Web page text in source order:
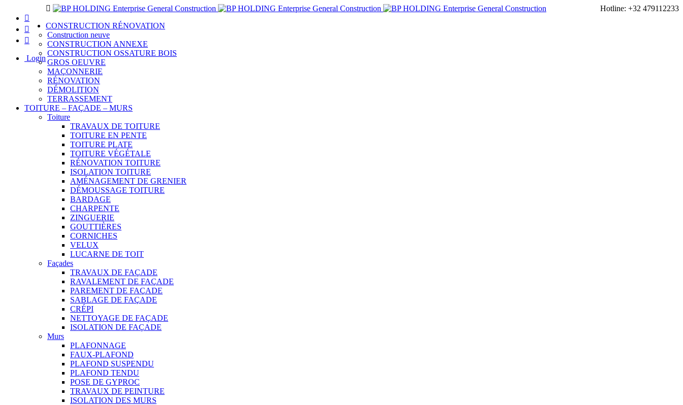
Hotline: +32 479112233
Login
Navigation
CONSTRUCTION RÉNOVATION
Construction neuve
CONSTRUCTION ANNEXE
CONSTRUCTION OSSATURE BOIS
GROS OEUVRE
MAÇONNERIE
RÉNOVATION
DÉMOLITION
TERRASSEMENT
TOITURE – FAÇADE – MURS
Toiture
TRAVAUX DE TOITURE
TOITURE EN PENTE
TOITURE PLATE
TOITURE VÉGÉTALE
RÉNOVATION TOITURE
ISOLATION TOITURE
AMÉNAGEMENT DE GRENIER
DÉMOUSSAGE TOITURE
BARDAGE
CHARPENTE
ZINGUERIE
GOUTTIÈRES
CORNICHES
VELUX
LUCARNE DE TOIT
Façades
TRAVAUX DE FAÇADE
RAVALEMENT DE FAÇADE
PAREMENT DE FAÇADE
SABLAGE DE FAÇADE
CRÉPI
NETTOYAGE DE FAÇADE
ISOLATION DE FAÇADE
Murs
PLAFONNAGE
FAUX-PLAFOND
PLAFOND SUSPENDU
PLAFOND TENDU
POSE DE GYPROC
TRAVAUX DE PEINTURE
ISOLATION DES MURS